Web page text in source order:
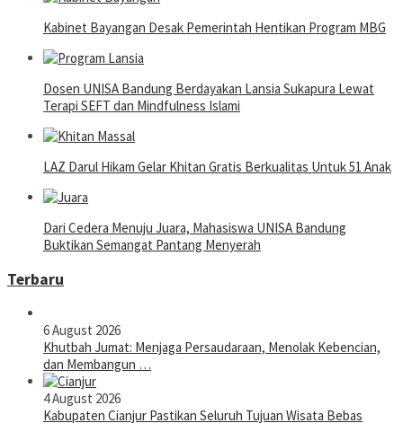
Kabinet Bayangan Desak Pemerintah Hentikan Program MBG
Dosen UNISA Bandung Berdayakan Lansia Sukapura Lewat
Terapi SEFT dan Mindfulness Islami
LAZ Darul Hikam Gelar Khitan Gratis Berkualitas Untuk 51 Anak
Dari Cedera Menuju Juara, Mahasiswa UNISA Bandung
Buktikan Semangat Pantang Menyerah
Terbaru
6 August 2026
Khutbah Jumat: Menjaga Persaudaraan, Menolak Kebencian,
dan Membangun …
4 August 2026
Kabupaten Cianjur Pastikan Seluruh Tujuan Wisata Bebas